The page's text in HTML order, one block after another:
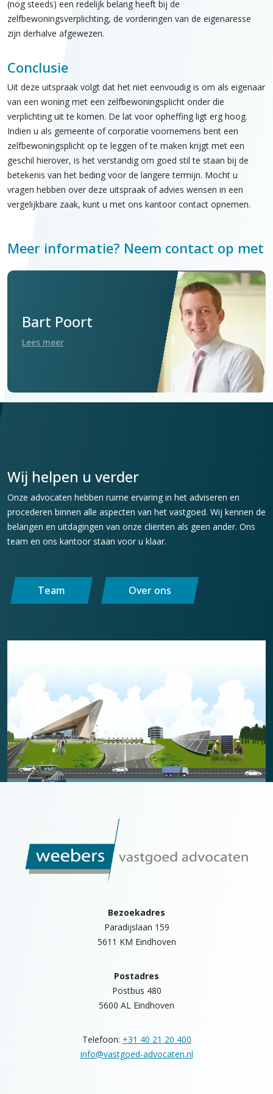
(nog steeds) een redelijk belang heeft bij de
zelfbewoningsverplichting, de vorderingen van de eigenaresse
zijn derhalve afgewezen.
Conclusie
Uit deze uitspraak volgt dat het niet eenvoudig is om als eigenaar
van een woning met een zelfbewoningsplicht onder die
verplichting uit te komen. De lat voor opheffing ligt erg hoog.
Indien u als gemeente of corporatie voornemens bent een
zelfbewoningsplicht op te leggen of te maken krijgt met een
geschil hierover, is het verstandig om goed stil te staan bij de
betekenis van het beding voor de langere termijn. Mocht u
vragen hebben over deze uitspraak of advies wensen in een
vergelijkbare zaak, kunt u met ons kantoor contact opnemen.
Meer informatie? Neem contact op met
Bart Poort
Lees meer
Wij helpen u verder
Onze advocaten hebben ruime ervaring in het adviseren en
procederen binnen alle aspecten van het vastgoed. Wij kennen de
belangen en uitdagingen van onze cliënten als geen ander. Ons
team en ons kantoor staan voor u klaar.
Team Over ons
Bezoekadres
Paradijslaan 159
5611 KM Eindhoven
Postadres
Postbus 480
5600 AL Eindhoven
Telefoon: +31 40 21 20 400
info@vastgoed-advocaten.nl